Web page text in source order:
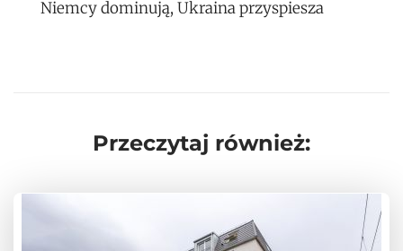
Niemcy dominują, Ukraina przyspiesza
Przeczytaj również: